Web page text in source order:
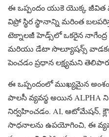
ఈ ఒప్పందం యుకె యొక్క జీవిత
విప్రో స్థిర స్థానాన్ని మరింత
టెక్నాలజీ హెడ్స్‌లో ఒకరైన నాగేంద్ర
మరియు డేటా సొల్యూషన్స్
పెంచడం ప్రధాన లక్ష్యమని
ఈ ఒప్పందంలో ముఖ్యమైన
పాలసీ వ్యవస్థ అయిన ALPHA
నిర్వహించడం. AI, ఆటోమేషన్,
సాధనాలను ఉపయోగించి, ఈ